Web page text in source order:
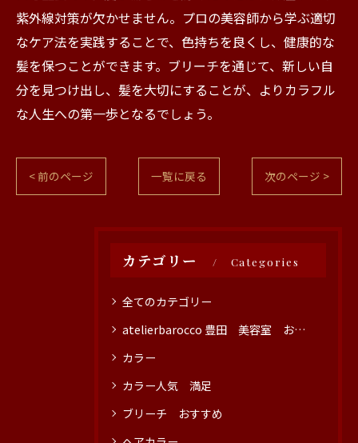
紫外線対策が欠かせません。プロの美容師から学ぶ適切
なケア法を実践することで、色持ちを良くし、健康的な
髪を保つことができます。ブリーチを通じて、新しい自
分を見つけ出し、髪を大切にすることが、よりカラフル
な人生への第一歩となるでしょう。
< 前のページ 一覧に戻る 次のページ >
カテゴリー Categories
全てのカテゴリー
atelierbarocco 豊田 美容室 おすすめ
カラー
カラー人気 満足
ブリーチ おすすめ